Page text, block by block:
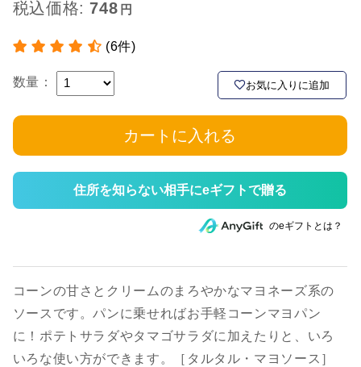
税込価格: 748
(6件)
数量： お気に入りに追加
カートに入れる
住所を知らない相手にeギフトで贈る
のeギフトとは？
コーンの甘さとクリームのまろやかなマヨネーズ系の
ソースです。パンに乗せればお手軽コーンマヨパン
に！ポテトサラダやタマゴサラダに加えたりと、いろ
いろな使い方ができます。［タルタル・マヨソース］